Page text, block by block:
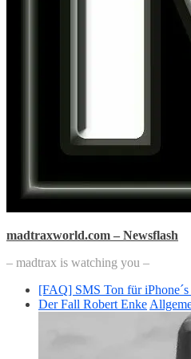
madtraxworld.com – Newsflash
– madtrax is watching you –
[FAQ] SMS Ton für iPhone´s
Der Fall Robert Enke